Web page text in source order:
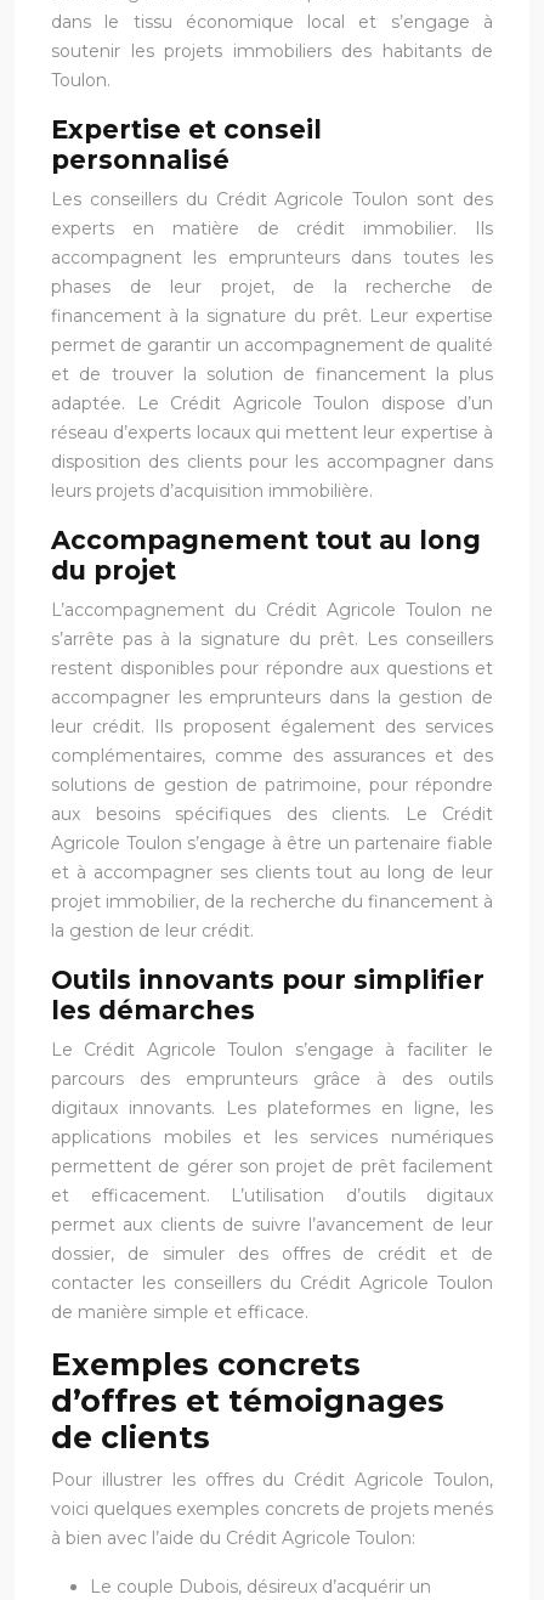
dans le tissu économique local et s’engage à
soutenir les projets immobiliers des habitants de
Toulon.
Expertise et conseil
personnalisé
Les conseillers du Crédit Agricole Toulon sont des
experts en matière de crédit immobilier. Ils
accompagnent les emprunteurs dans toutes les
phases de leur projet, de la recherche de
financement à la signature du prêt. Leur expertise
permet de garantir un accompagnement de qualité
et de trouver la solution de financement la plus
adaptée. Le Crédit Agricole Toulon dispose d’un
réseau d’experts locaux qui mettent leur expertise à
disposition des clients pour les accompagner dans
leurs projets d’acquisition immobilière.
Accompagnement tout au long
du projet
L’accompagnement du Crédit Agricole Toulon ne
s’arrête pas à la signature du prêt. Les conseillers
restent disponibles pour répondre aux questions et
accompagner les emprunteurs dans la gestion de
leur crédit. Ils proposent également des services
complémentaires, comme des assurances et des
solutions de gestion de patrimoine, pour répondre
aux besoins spécifiques des clients. Le Crédit
Agricole Toulon s’engage à être un partenaire fiable
et à accompagner ses clients tout au long de leur
projet immobilier, de la recherche du financement à
la gestion de leur crédit.
Outils innovants pour simplifier
les démarches
Le Crédit Agricole Toulon s’engage à faciliter le
parcours des emprunteurs grâce à des outils
digitaux innovants. Les plateformes en ligne, les
applications mobiles et les services numériques
permettent de gérer son projet de prêt facilement
et efficacement. L’utilisation d’outils digitaux
permet aux clients de suivre l’avancement de leur
dossier, de simuler des offres de crédit et de
contacter les conseillers du Crédit Agricole Toulon
de manière simple et efficace.
Exemples concrets
d’offres et témoignages
de clients
Pour illustrer les offres du Crédit Agricole Toulon,
voici quelques exemples concrets de projets menés
à bien avec l’aide du Crédit Agricole Toulon:
Le couple Dubois, désireux d’acquérir un